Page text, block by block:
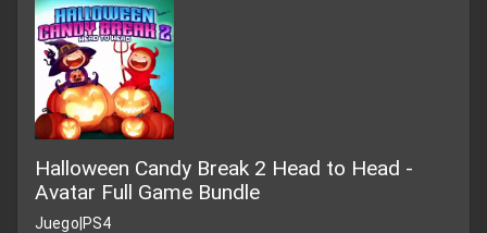
Halloween Candy Break 2 Head to Head -
Avatar Full Game Bundle
Juego PS4